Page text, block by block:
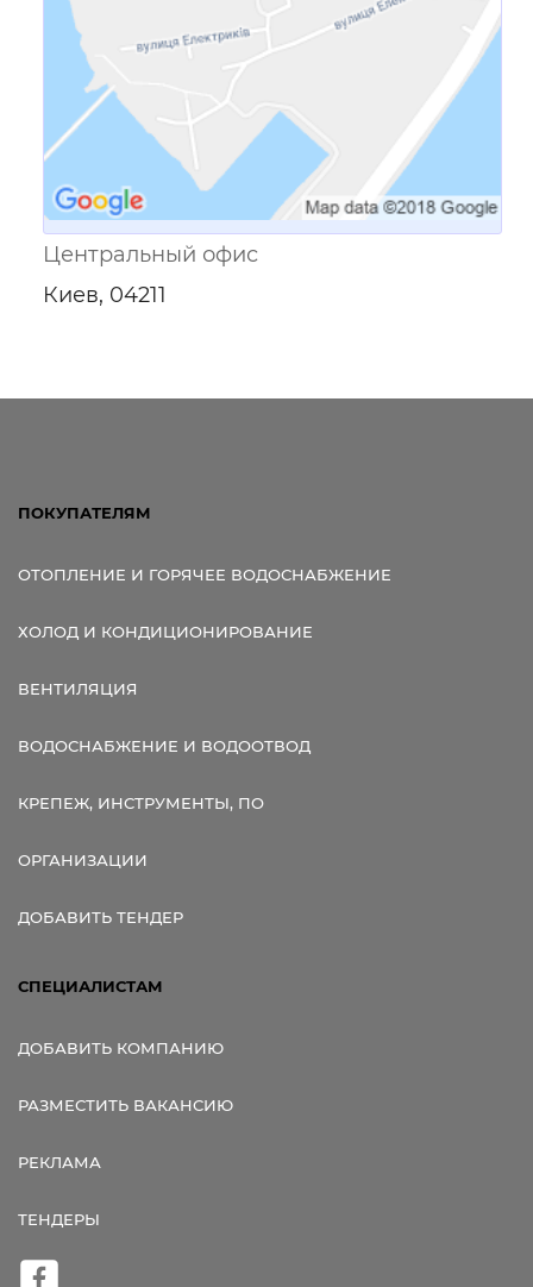
Центральный офис
Киев, 04211
ПОКУПАТЕЛЯМ
ОТОПЛЕНИЕ И ГОРЯЧЕЕ ВОДОСНАБЖЕНИЕ
ХОЛОД И КОНДИЦИОНИРОВАНИЕ
ВЕНТИЛЯЦИЯ
ВОДОСНАБЖЕНИЕ И ВОДООТВОД
КРЕПЕЖ, ИНСТРУМЕНТЫ, ПО
ОРГАНИЗАЦИИ
ДОБАВИТЬ ТЕНДЕР
СПЕЦИАЛИСТАМ
ДОБАВИТЬ КОМПАНИЮ
РАЗМЕСТИТЬ ВАКАНСИЮ
РЕКЛАМА
ТЕНДЕРЫ